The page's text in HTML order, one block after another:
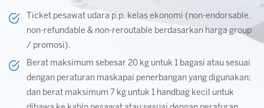
Ticket pesawat udara p.p. kelas ekonomi (non-endorsable,
non-refundable & non-reroutable berdasarkan harga group
/ promosi).
Berat maksimum sebesar 20 kg untuk 1 bagasi atau sesuai
dengan peraturan maskapai penerbangan yang digunakan;
dan berat maksimum 7 kg untuk 1 handbag kecil untuk